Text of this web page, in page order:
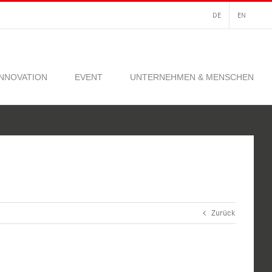
DE EN
EVENT UNTERNEHMEN & MENSCHEN
Zurück